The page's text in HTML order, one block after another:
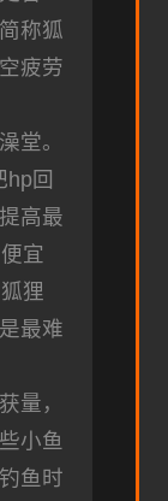
称狐
疲劳
堂。
hp回
高最
宜
狸
最难
量，
小鱼
鱼时